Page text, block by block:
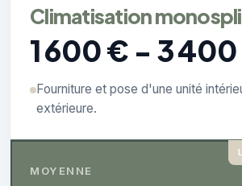
Climatisation
1 600 € - 3
Fourniture et pose d'une unité
extérieure.
MOYENNE